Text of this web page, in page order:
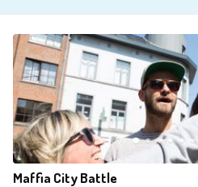
Maffia City Battle